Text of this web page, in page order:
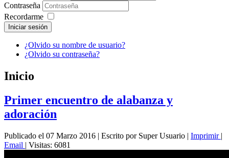
Contraseña
Recordarme
Iniciar sesión
¿Olvido su nombre de usuario?
¿Olvido su contraseña?
Inicio
Primer encuentro de alabanza y
adoración
Publicado el 07 Marzo 2016 | Escrito por Super Usuario | Imprimir |
Email | Visitas: 6081